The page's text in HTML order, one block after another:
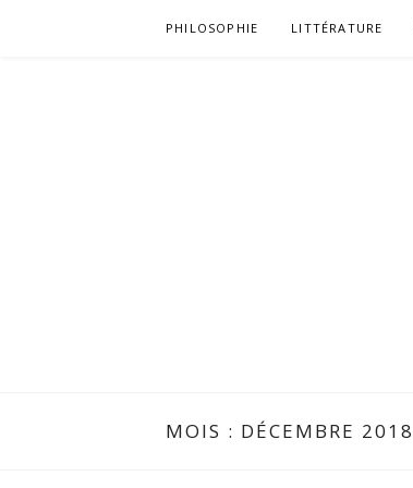
PHILOSOPHIE LITTÉRATURE
MOIS : DÉCEMBRE 2018